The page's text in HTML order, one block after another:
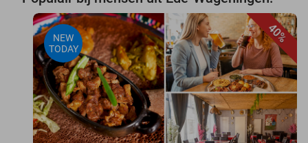
40%
NEW
TODAY